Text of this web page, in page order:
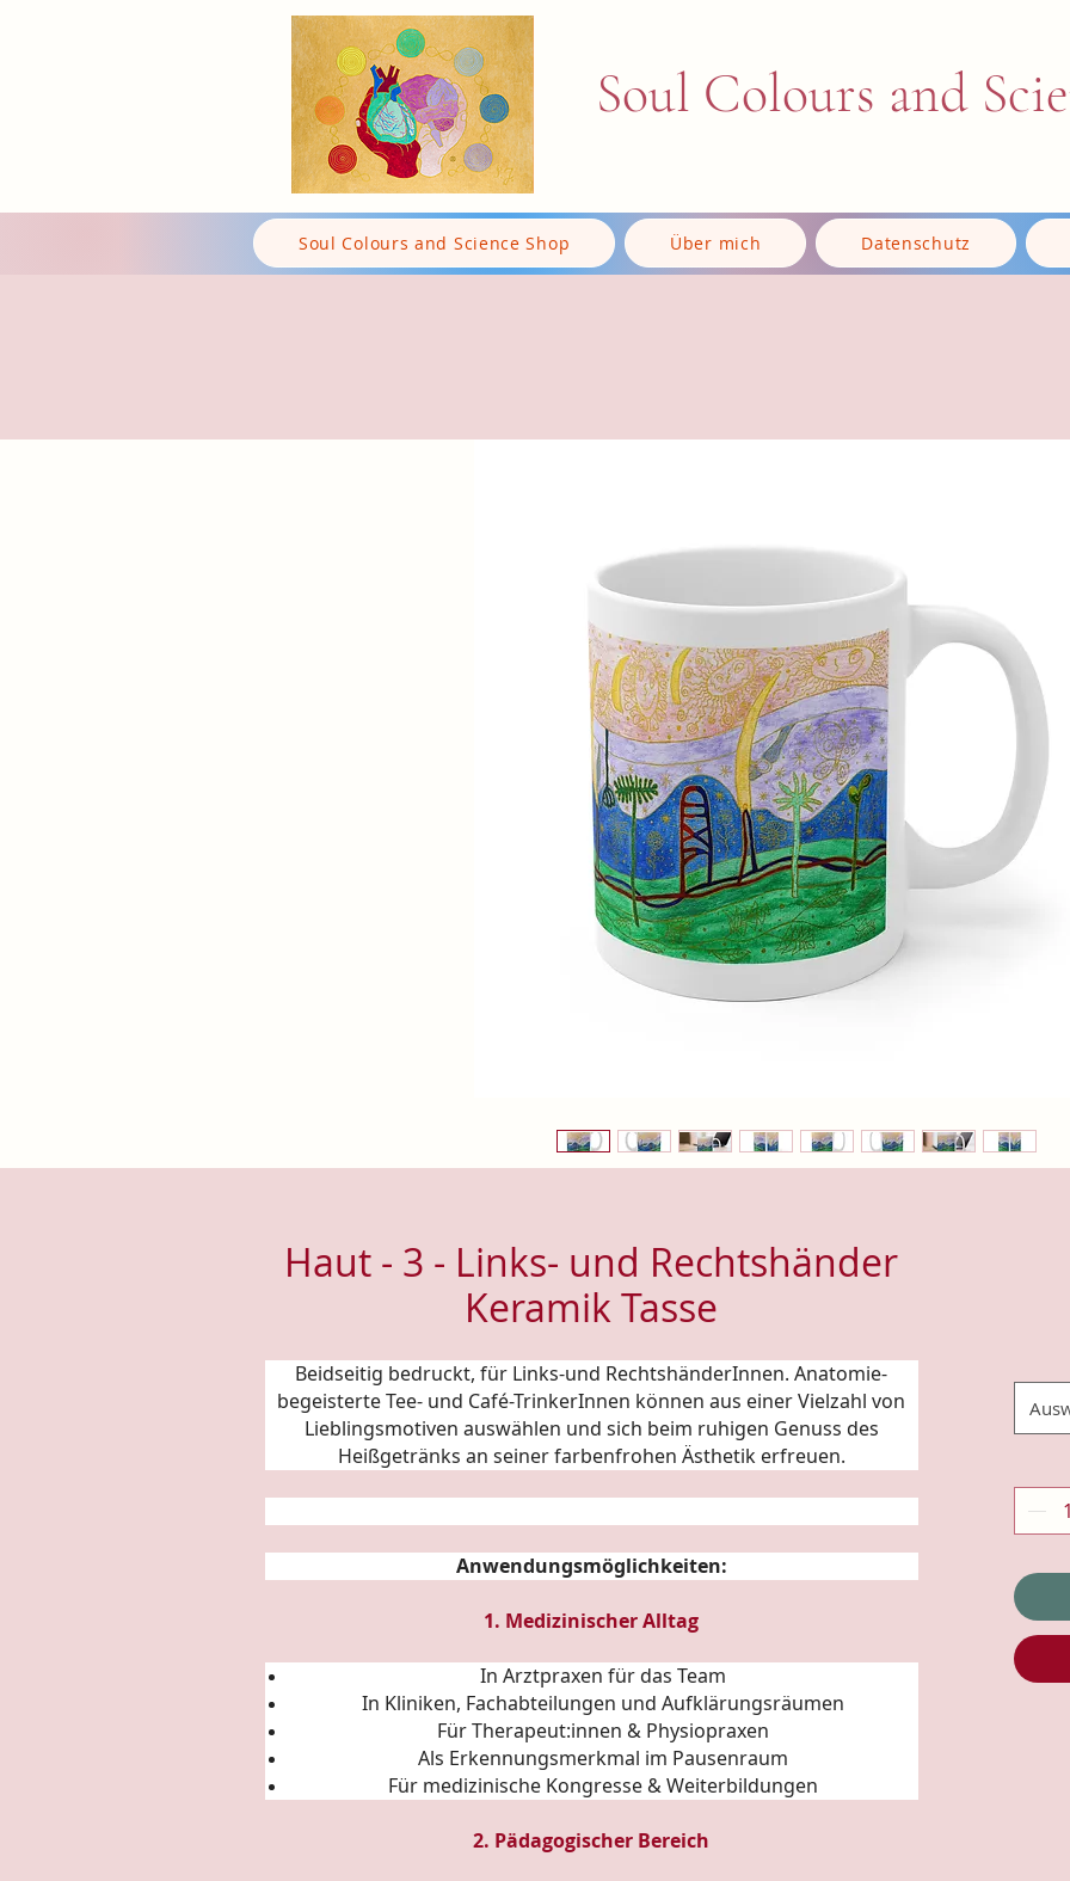
Soul Colours and
Soul Colours and Science Shop Über mich Datenschutz
Haut - 3 - Links- und Rechtshänder
Keramik Tasse
Beidseitig bedruckt, für Links-und RechtshänderInnen.Anatomie-
begeisterte Tee- und Café-TrinkerInnen können aus einer Vielzahl von
Lieblingsmotiven auswählen und sich beim ruhigen Genuss des
Heißgetränks an seiner farbenfrohen Ästhetik erfreuen.
Anwendungsmöglichkeiten:
1. Medizinischer Alltag
In Arztpraxen für das Team
In Kliniken, Fachabteilungen und Aufklärungsräumen
Für Therapeut:innen & Physiopraxen
Als Erkennungsmerkmal im Pausenraum
Für medizinische Kongresse & Weiterbildungen
2. Pädagogischer Bereich